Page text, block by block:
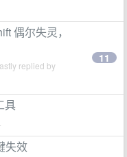
偶尔失灵，
replied by
11
具
失效